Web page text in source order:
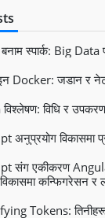
स्पार्क: Big Data
Docker: जडान र
विधि र
अनुप्रयोग विकासमा
संग एकीकरण
कन्फिगरेसन र
Tokens: